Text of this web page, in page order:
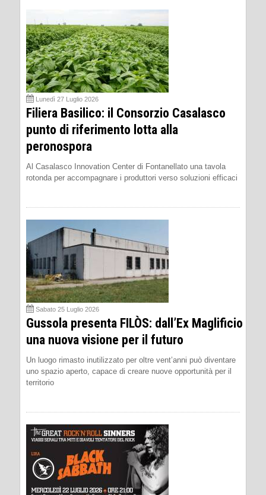
Lunedì 27 Luglio 2026
Filiera Basilico: il Consorzio Casalasco
punto di riferimento lotta alla
peronospora
Al Casalasco Innovation Center di Fontanellato una tavola
rotonda per accompagnare i produttori verso soluzioni efficaci
Sabato 25 Luglio 2026
Gussola presenta FILÒS: dall’Ex Maglificio
una nuova visione per il futuro
Un luogo rimasto inutilizzato per oltre vent’anni può diventare
uno spazio aperto, capace di creare nuove opportunità per il
territorio